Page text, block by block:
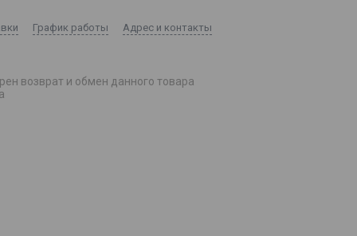
График работы Адрес и контакты
возврат и обмен данного товара